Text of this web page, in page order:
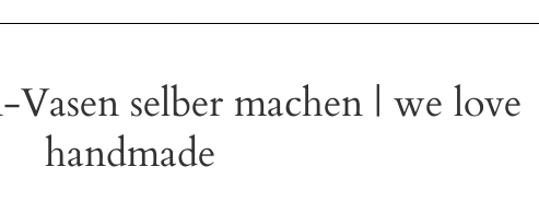
selber machen | we love
handmade